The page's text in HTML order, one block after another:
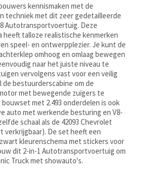
kennismaken met de
techniek met dit zeer gedetailleerde
Autotransportvoertuig. Deze
heeft talloze realistische kenmerken
speel- en ontwerpplezier. Je kunt de
omhoog en omlaag bewegen
naar het juiste niveau te
vervolgens vast voor een veilig
bestuurderscabine om de
met bewegende zuigers te
met 2.493 onderdelen is ook
auto met werkende besturing en V8-
schaal als de 42093 Chevrolet
verkrijgbaar). De set heeft een
kleurenschema met stickers voor
dit 2-in-1 Autotransportvoertuig om
Truck met showauto's.